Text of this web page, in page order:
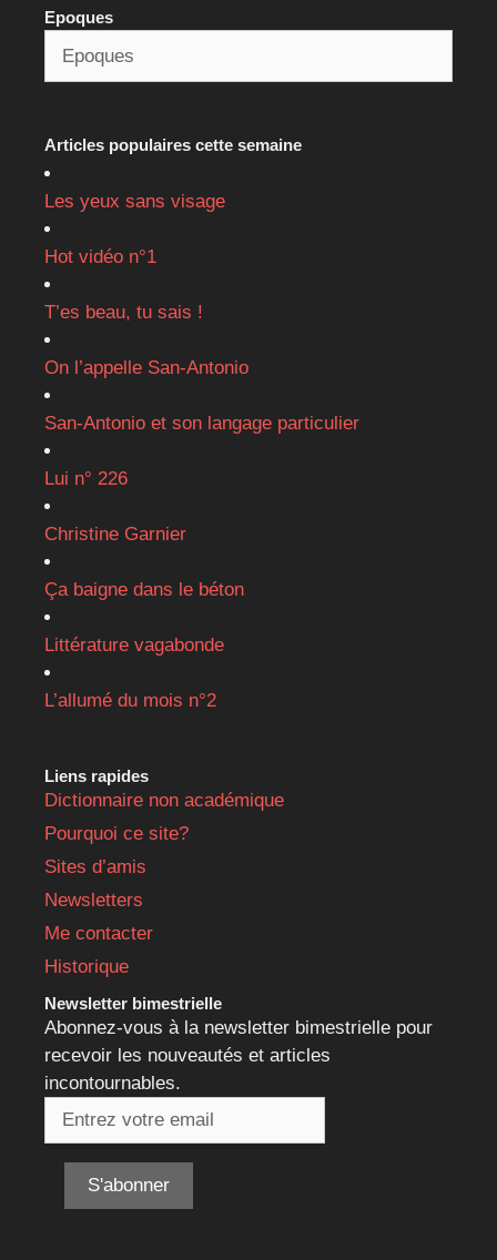
Epoques
Articles populaires cette semaine
Les yeux sans visage
Hot vidéo n°1
T’es beau, tu sais !
On l’appelle San-Antonio
San-Antonio et son langage particulier
Lui n° 226
Christine Garnier
Ça baigne dans le béton
Littérature vagabonde
L’allumé du mois n°2
Liens rapides
Dictionnaire non académique
Pourquoi ce site?
Sites d’amis
Newsletters
Me contacter
Historique
Newsletter bimestrielle
Abonnez-vous à la newsletter bimestrielle pour
recevoir les nouveautés et articles
incontournables.